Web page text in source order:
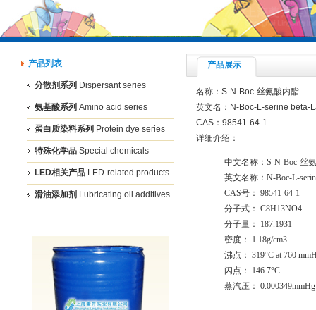
产品列表
分散剂系列 Dispersant series
氨基酸系列 Amino acid series
蛋白质染料系列 Protein dye series
特殊化学品 Special chemicals
LED相关产品 LED-related products
滑油添加剂 Lubricating oil additives
产品展示
名称：S-N-Boc-丝氨酸内酯
英文名：N-Boc-L-serine beta-
CAS：98541-64-1
详细介绍：
中文名称：S-N-Boc-丝
英文名称：N-Boc-L-
CAS号： 98541-64-1
分子式： C8H13NO4
分子量： 187.1931
密度： 1.18g/cm3
沸点： 319°C at 760
闪点： 146.7°C
蒸汽压： 0.000349mmHg